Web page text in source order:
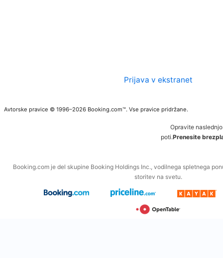
Prijava v ekstranet
Avtorske pravice © 1996–2026 Booking.com™. Vse pravice pridržane.
Opravite
poti.Prenesite
Booking.com je del skupine Booking Holdings Inc., vodilnega spletnega
storitev na svetu.